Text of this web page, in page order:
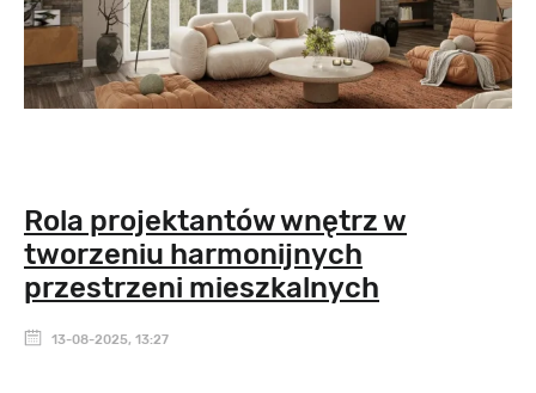
Rola projektantów wnętrz w
tworzeniu harmonijnych
przestrzeni mieszkalnych
13-08-2025, 13:27